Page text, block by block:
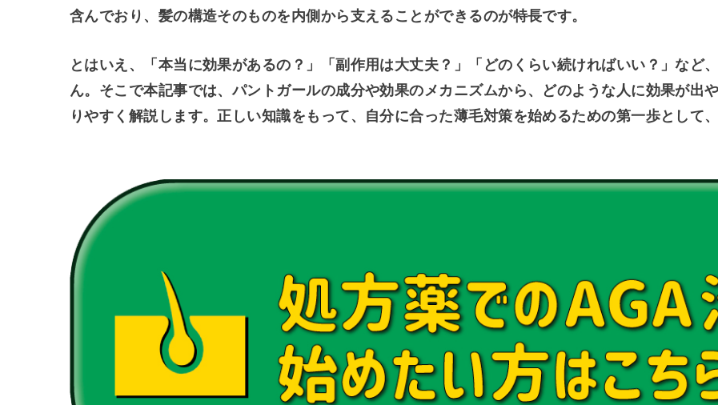
含んでおり、髪の構造そのものを内側から支えることができるのが特長です。
とはいえ、「本当に効果があるの？」「副作用は大丈夫？」「どのくらい続ければいい？」など
ん。そこで本記事では、パントガールの成分や効果のメカニズムから、どのような人に効果が出
りやすく解説します。正しい知識をもって、自分に合った薄毛対策を始めるための第一歩として